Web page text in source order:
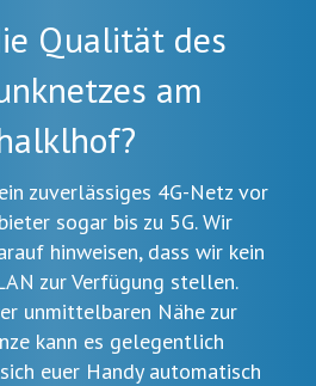
Qualität des
am
zuverlässiges 4G-Netz vor
sogar bis zu 5G. Wir
hinweisen, dass wir kein
zur Verfügung stellen.
unmittelbaren Nähe zur
kann es gelegentlich
euer Handy automatisch